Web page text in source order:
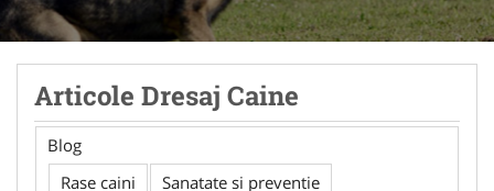
Articole Dresaj Caine
Blog
Rase caini
Sanatate si preventie